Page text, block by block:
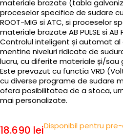
materiale brazate (tabla
proceselor specifice de sudare
ROOT-MIG si ATC, si proceselor
materiale brazate AB PULSE si AB
Controlul inteligent și automat al
mentine niveluri ridicate de
lucru, cu diferite materiale și/sau
Este prevazut cu functia VRD
cu diverse programe de sudare
ofera posibilitatea de a stoca,
mai personalizate.
18.690 leiDisponibil pentru